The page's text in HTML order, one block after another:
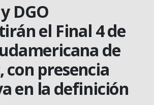
DGO
el Final 4 de
de
con presencia
en la definición